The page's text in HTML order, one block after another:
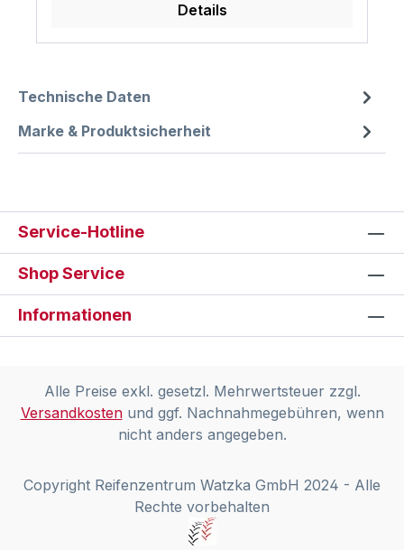
Details
Technische Daten
Marke & Produktsicherheit
Service-Hotline
Shop Service
Informationen
Alle Preise exkl. gesetzl. Mehrwertsteuer zzgl.
Versandkostenund ggf. Nachnahmegebühren, wenn
nicht anders angegeben.
Copyright Reifenzentrum Watzka GmbH 2024 - Alle
Rechte vorbehalten